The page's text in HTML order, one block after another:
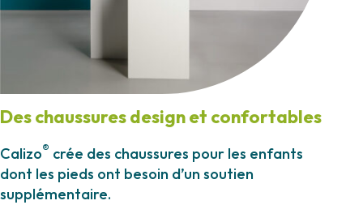
Des chaussures design et confortables
Calizo® crée des chaussures pour les enfants
dont les pieds ont besoin d’un soutien
supplémentaire.